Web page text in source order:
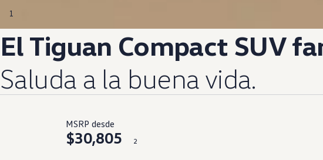
1
El Tiguan Compact SUV
Saluda a la buena vida.
MSRP desde
$30,805 2